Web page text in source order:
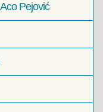
Pejović